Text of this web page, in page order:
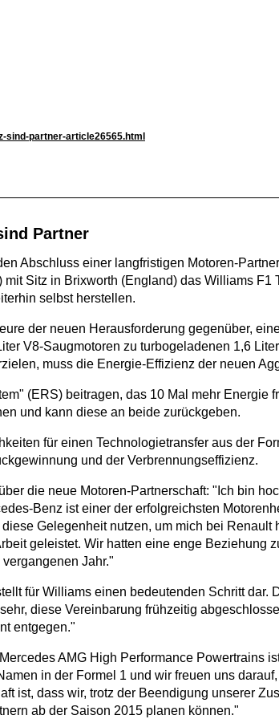
sind-partner-article26565.html
Partner
Abschluss einer langfristigen Motoren-
Sitz in Brixworth (England) das Williams
selbst herstellen.
der neuen Herausforderung gegenüber,
V8-Saugmotoren zu turbogeladenen 1,6
muss die Energie-Effizienz der neuen
(ERS) beitragen, das 10 Mal mehr
und kann diese an beide zurückgeben.
für einen Technologietransfer aus der
und der Verbrennungseffizienz.
die neue Motoren-Partnerschaft: "Ich bin
Benz ist einer der erfolgreichsten
Gelegenheit nutzen, um mich bei
geleistet. Wir hatten eine enge Beziehung
Jahr."
für Williams einen bedeutenden Schritt dar.
diese Vereinbarung frühzeitig
entgegen."
AMG High Performance Powertrains
in der Formel 1 und wir freuen uns
ist, dass wir, trotz der Beendigung unserer
ab der Saison 2015 planen können."